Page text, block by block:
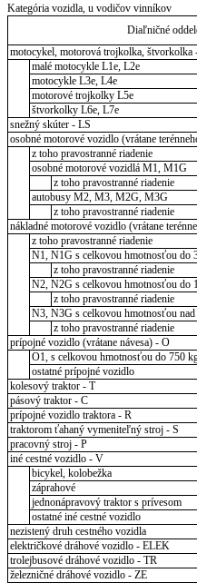
Kategória vozidla, u vodičov vinníkov
Diaľničné
motocykel, motorová trojkolka, štvorkolka
malé motocykle L1e, L2e
motocykle L3e, L4e
motorové trojkolky L5e
štvorkolky L6e, L7e
snežný skúter - LS
osobné motorové vozidlo (vrátane
z toho pravostranné riadenie
osobné motorové vozidlá M1, M1G
z toho pravostranné riadenie
autobusy M2, M3, M2G, M3G
z toho pravostranné riadenie
nákladné motorové vozidlo (vrátane
z toho pravostranné riadenie
N1, N1G s celkovou hmotnosťou do
z toho pravostranné riadenie
N2, N2G s celkovou hmotnosťou do
z toho pravostranné riadenie
N3, N3G s celkovou hmotnosťou
z toho pravostranné riadenie
prípojné vozidlo (vrátane návesa) - O
O1, s celkovou hmotnosťou do 750
ostatné prípojné vozidlo
kolesový traktor - T
pásový traktor - C
prípojné vozidlo traktora - R
traktorom ťahaný vymeniteľný stroj - S
pracovný stroj - P
iné cestné vozidlo - V
bicykel, kolobežka
záprahové
jednonápravový traktor s prívesom
ostatné iné cestné vozidlo
nezistený druh cestného vozidla
električkové dráhové vozidlo - ELEK
trolejbusové dráhové vozidlo - TR
železničné dráhové vozidlo - ZE